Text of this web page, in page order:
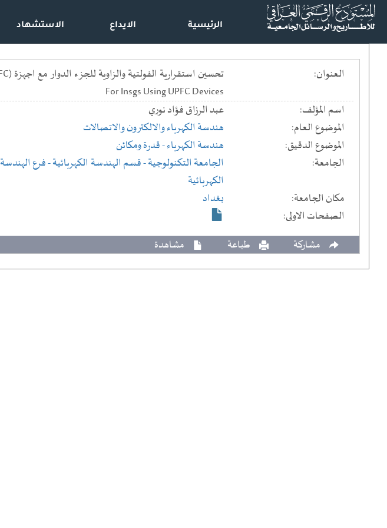
الرئيسية الايداع الاستشهاد
العنوان:
For Insgs Using UPFC Devices
اسم المؤلف:
عبد الرزاق فؤاد نوري
الموضوع العام:
هندسة الكهرباء والالكترون والاتصالات
الموضوع الدقيق:
هندسة الكهرباء - قدرة ومكائن
الجامعة:
الجامعة التكنولوجية- قسم الهندسة الكهربائية- فرع الهندسة
الكهربائية
مكان الجامعة:
بغداد
الصفحات الاولى:
مشاركة
طباعة مشاهدة